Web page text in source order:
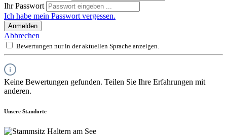
Ihr Passwort
Ich habe mein Passwort vergessen.
Anmelden
Abbrechen
Bewertungen nur in der aktuellen Sprache anzeigen.
Keine Bewertungen gefunden. Teilen Sie Ihre Erfahrungen mit
anderen.
Unsere Standorte